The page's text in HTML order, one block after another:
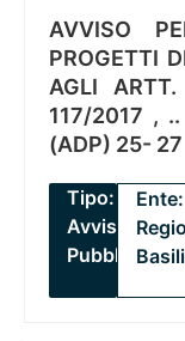
AVVISO
PROGETTI
AGLI
117/2017 , ..
(ADP) 25- 27
Tipo:
Avviso
Pubblico
Ente: